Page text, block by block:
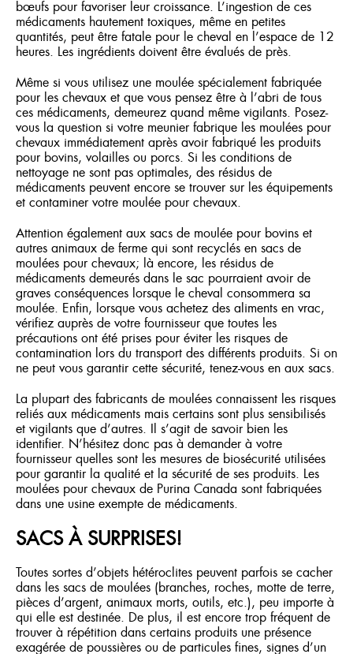
bœufs pour favoriser leur croissance. L’ingestion de ces
médicaments hautement toxiques, même en petites
quantités, peut être fatale pour le cheval en l’espace de 12
heures. Les ingrédients doivent être évalués de près.
Même si vous utilisez une moulée spécialement fabriquée
pour les chevaux et que vous pensez être à l’abri de tous
ces médicaments, demeurez quand même vigilants. Posez-
vous la question si votre meunier fabrique les moulées pour
chevaux immédiatement après avoir fabriqué les produits
pour bovins, volailles ou porcs. Si les conditions de
nettoyage ne sont pas optimales, des résidus de
médicaments peuvent encore se trouver sur les équipements
et contaminer votre moulée pour chevaux.
Attention également aux sacs de moulée pour bovins et
autres animaux de ferme qui sont recyclés en sacs de
moulées pour chevaux; là encore, les résidus de
médicaments demeurés dans le sac pourraient avoir de
graves conséquences lorsque le cheval consommera sa
moulée. Enfin, lorsque vous achetez des aliments en vrac,
vérifiez auprès de votre fournisseur que toutes les
précautions ont été prises pour éviter les risques de
contamination lors du transport des différents produits. Si on
ne peut vous garantir cette sécurité, tenez-vous en aux sacs.
La plupart des fabricants de moulées connaissent les risques
reliés aux médicaments mais certains sont plus sensibilisés
et vigilants que d’autres. Il s’agit de savoir bien les
identifier. N’hésitez donc pas à demander à votre
fournisseur quelles sont les mesures de biosécurité utilisées
pour garantir la qualité et la sécurité de ses produits. Les
moulées pour chevaux de Purina Canada sont fabriquées
dans une usine exempte de médicaments.
SACS À SURPRISES!
Toutes sortes d’objets hétéroclites peuvent parfois se cacher
dans les sacs de moulées (branches, roches, motte de terre,
pièces d’argent, animaux morts, outils, etc.), peu importe à
qui elle est destinée. De plus, il est encore trop fréquent de
trouver à répétition dans certains produits une présence
exagérée de poussières ou de particules fines, signes d’un